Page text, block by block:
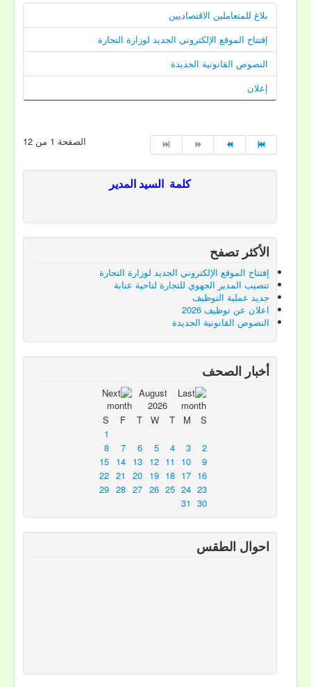
بلاغ للمتعاملين الاقتصاديين
إفتتاح الموقع الإلكتروني الجديد لوزارة التجارة
النصوص القانونية الجديدة
إعلان
الصفحة 1 من 12
كلمة السيد لمدير
الأكثر تصفح
إفتتاح الموقع الإلكتروني الجديد لوزارة التجارة
تنصيب المدير الجهوي للتجارة لناحية عنابة
جديد عملية التوظيف
اعلان عن توظيف 2026
النصوص القانونية الجديدة
أخبار الصحف
August
2026
S
M
T
W
T
F
S
1
2
3
4
5
6
7
8
9
10
11
12
13
14
15
16
17
18
19
20
21
22
23
24
25
26
27
28
29
30
31
احوال الطقس